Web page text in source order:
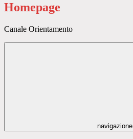
Homepage
Canale Orientamento
navigazione